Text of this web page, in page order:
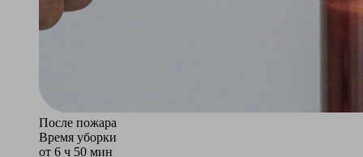
После пожара
Время уборки
от 6 ч 50 мин